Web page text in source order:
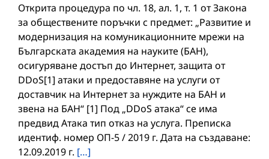
Открита процедура по чл. 18, ал. 1, т. 1 от Закона
за обществените поръчки с предмет: „Развитие и
модернизация на комуникационните мрежи на
Българската академия на науките (БАН),
осигуряване достъп до Интернет, защита от
DDoS[1] атаки и предоставяне на услуги от
доставчик на Интернет за нуждите на БАН и
звена на БАН“ [1] Под „DDoS атака“ се има
предвид Атака тип отказ на услуга. Преписка
идентиф. номер ОП-5 / 2019 г. Дата на създаване:
12.09.2019 г. […]